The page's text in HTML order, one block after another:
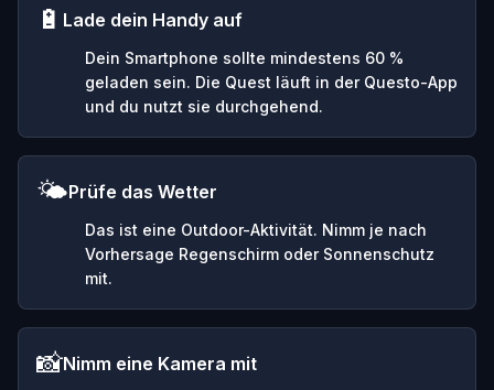
🔋 Lade dein Handy auf
Dein Smartphone sollte mindestens 60 %
geladen sein. Die Quest läuft in der Questo-App
und du nutzt sie durchgehend.
🌤️Prüfe das Wetter
Das ist eine Outdoor-Aktivität. Nimm je nach
Vorhersage Regenschirm oder Sonnenschutz
mit.
📸Nimm eine Kamera mit